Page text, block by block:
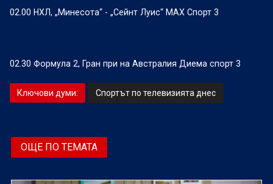
02.00 НХЛ, „Минесота“ - „Сейнт Луис“ МАХ Спорт 3
02.30 Формула 2, Гран при на Австралия Диема спорт 3
Ключови думи: Спортът по телевизията днес
ОЩЕ ПО ТЕМАТА